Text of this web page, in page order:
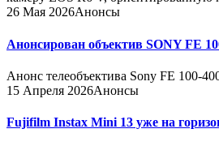
26 Мая 2026Анонсы
Анонсирован объектив SONY FE
Анонс телеобъектива Sony FE 100-
15 Апреля 2026Анонсы
Fujifilm Instax Mini 13 уже на